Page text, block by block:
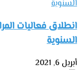
انطلاق فعاليات
السنوية
أبريل 6, 2021